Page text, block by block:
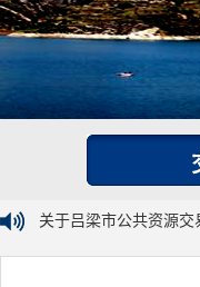
关于吕梁市公共资源